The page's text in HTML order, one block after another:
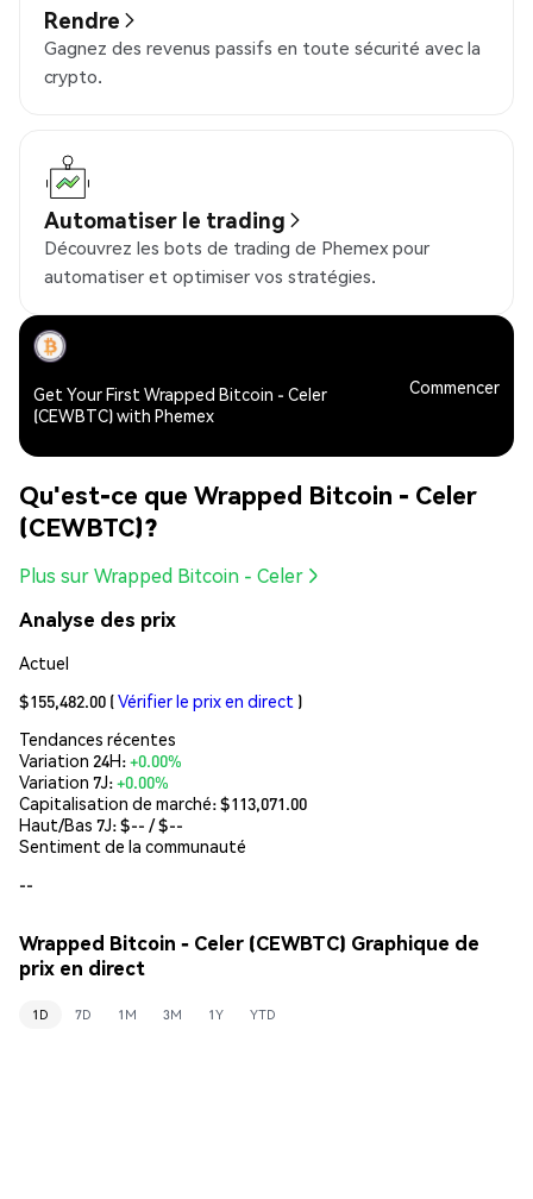
Rendre
Gagnez des revenus passifs en toute sécurité avec la
crypto.
Automatiser le trading
Découvrez les bots de trading de Phemex pour
automatiser et optimiser vos stratégies.
Get Your First Wrapped Bitcoin - Celer
(CEWBTC) with Phemex
Commencer
Qu'est-ce que Wrapped Bitcoin - Celer
(CEWBTC)?
Plus sur Wrapped Bitcoin - Celer
Analyse des prix
Actuel
$155,482.00 (Vérifier le prix en direct )
Tendances récentes
Variation 24H:+0.00%
Variation 7J:+0.00%
Capitalisation de marché:$113,071.00
Haut/Bas 7J: $-- / $--
Sentiment de la communauté
--
Wrapped Bitcoin - Celer (CEWBTC) Graphique de
prix en direct
1D 7D 1M 3M 1Y YTD